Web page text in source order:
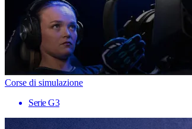
Corse di simulazione
Serie G3